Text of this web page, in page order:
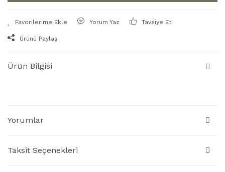
Yorum Yaz Tavsiye Et
Ürünü Paylaş
Ürün Bilgisi
Yorumlar
Taksit Seçenekleri